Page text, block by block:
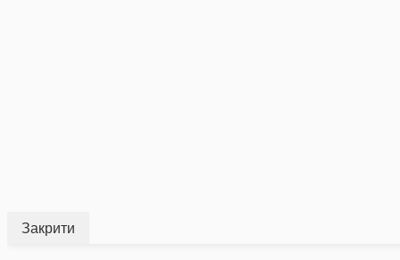
Закрити